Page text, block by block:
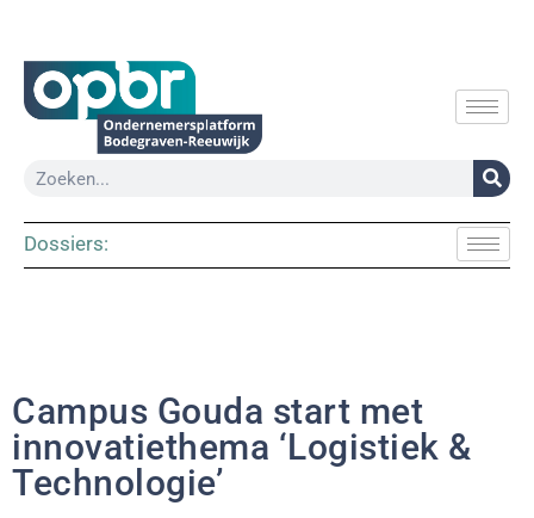
Dossiers:
Campus Gouda start met
innovatiethema ‘Logistiek &
Technologie’